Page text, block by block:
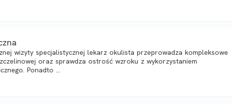
wizyty specjalistycznej lekarz okulista przeprowadza kompleksowe
oraz sprawdza ostrość wzroku z wykorzystaniem
Ponadto ...